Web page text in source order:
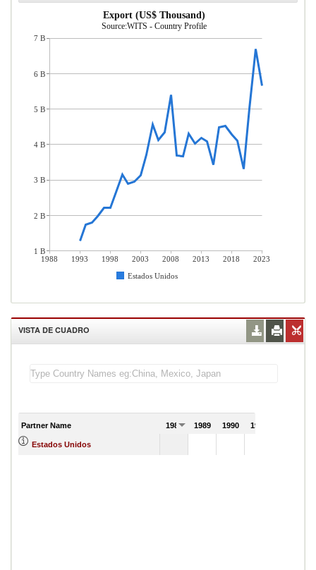
Export (US$ Thousand)
Source:WITS - Country Profile
1988 1993 1998 2003 2008 2013 2018
2023
Estados Unidos
7 B
6 B
5 B
4 B
3 B
2 B
1 B
VISTA DE CUADRO
Partner Name 1988 1989 1990 1991
Estados Unidos